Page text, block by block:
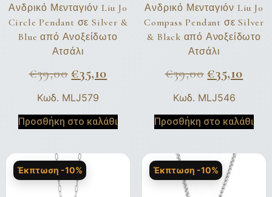
Ανδρικό Μενταγιόν Liu Jo
Circle Pendant σε Silver &
Blue από Ανοξείδωτο
Ατσάλι
€39,00 €35,10
Κωδ. MLJ579
Προσθήκη στο καλάθι
Ανδρικό Μενταγιόν Liu Jo
Compass Pendant σε Silver
& Black από Ανοξείδωτο
Ατσάλι
€39,00 €35,10
Κωδ. MLJ546
Προσθήκη στο καλάθι
Έκπτωση -10% Έκπτωση -10%